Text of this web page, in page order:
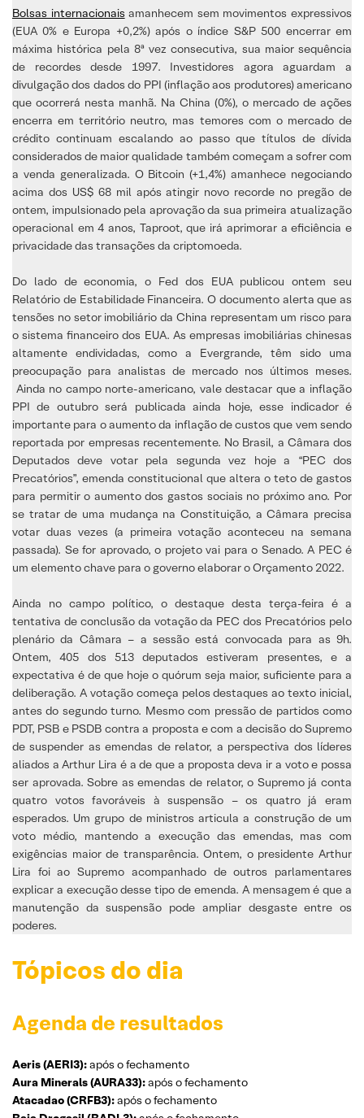
Bolsas internacionais amanhecem sem movimentos expressivos
(EUA 0% e Europa +0,2%) após o índice S&P 500 encerrar em
máxima histórica pela 8ª vez consecutiva, sua maior sequência
de recordes desde 1997. Investidores agora aguardam a
divulgação dos dados do PPI (inflação aos produtores) americano
que ocorrerá nesta manhã. Na China (0%), o mercado de ações
encerra em território neutro, mas temores com o mercado de
crédito continuam escalando ao passo que títulos de dívida
considerados de maior qualidade também começam a sofrer com
a venda generalizada. O Bitcoin (+1,4%) amanhece negociando
acima dos US$ 68 mil após atingir novo recorde no pregão de
ontem, impulsionado pela aprovação da sua primeira atualização
operacional em 4 anos, Taproot, que irá aprimorar a eficiência e
privacidade das transações da criptomoeda.
Do lado de economia, o Fed dos EUA publicou ontem seu
Relatório de Estabilidade Financeira. O documento alerta que as
tensões no setor imobiliário da China representam um risco para
o sistema financeiro dos EUA. As empresas imobiliárias chinesas
altamente endividadas, como a Evergrande, têm sido uma
preocupação para analistas de mercado nos últimos meses.
Ainda no campo norte-americano, vale destacar que a inflação
PPI de outubro será publicada ainda hoje, esse indicador é
importante para o aumento da inflação de custos que vem sendo
reportada por empresas recentemente. No Brasil, a Câmara dos
Deputados deve votar pela segunda vez hoje a “PEC dos
Precatórios”, emenda constitucional que altera o teto de gastos
para permitir o aumento dos gastos sociais no próximo ano. Por
se tratar de uma mudança na Constituição, a Câmara precisa
votar duas vezes (a primeira votação aconteceu na semana
passada). Se for aprovado, o projeto vai para o Senado. A PEC é
um elemento chave para o governo elaborar o Orçamento 2022.
Ainda no campo político, o destaque desta terça-feira é a
tentativa de conclusão da votação da PEC dos Precatórios pelo
plenário da Câmara – a sessão está convocada para as 9h.
Ontem, 405 dos 513 deputados estiveram presentes, e a
expectativa é de que hoje o quórum seja maior, suficiente para a
deliberação. A votação começa pelos destaques ao texto inicial,
antes do segundo turno. Mesmo com pressão de partidos como
PDT, PSB e PSDB contra a proposta e com a decisão do Supremo
de suspender as emendas de relator, a perspectiva dos líderes
aliados a Arthur Lira é a de que a proposta deva ir a voto e possa
ser aprovada. Sobre as emendas de relator, o Supremo já conta
quatro votos favoráveis à suspensão – os quatro já eram
esperados. Um grupo de ministros articula a construção de um
voto médio, mantendo a execução das emendas, mas com
exigências maior de transparência. Ontem, o presidente Arthur
Lira foi ao Supremo acompanhado de outros parlamentares
explicar a execução desse tipo de emenda. A mensagem é que a
manutenção da suspensão pode ampliar desgaste entre os
poderes.
Tópicos do dia
Agenda de resultados
Aeris (AERI3):após o fechamento
Aura Minerals (AURA33):após o fechamento
Atacadao (CRFB3):após o fechamento